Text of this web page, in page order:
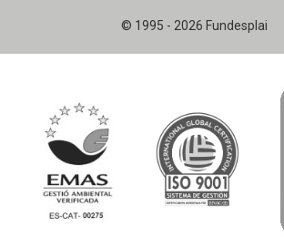
© 1995 - 2026 Fundesplai